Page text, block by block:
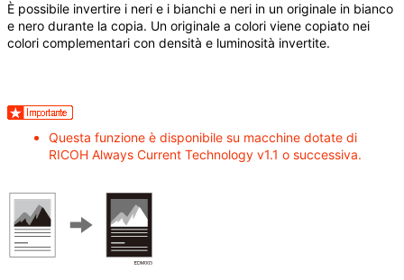
È possibile invertire i neri e i bianchi e neri in un originale in bianco
e nero durante la copia. Un originale a colori viene copiato nei
colori complementari con densità e luminosità invertite.
Questa funzione è disponibile su macchine dotate di
RICOH Always Current Technology v1.1 o successiva.